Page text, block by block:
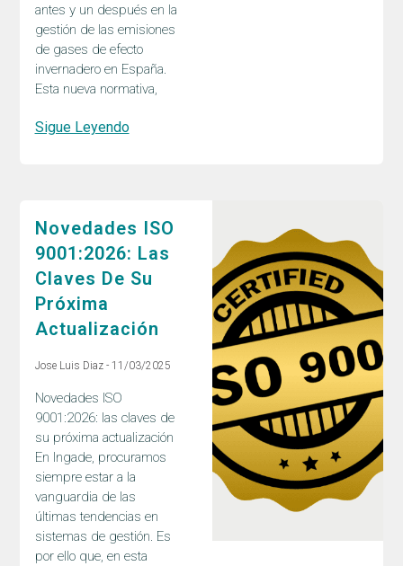
antes y un después en la
gestión de las emisiones
de gases de efecto
invernadero en España.
Esta nueva normativa,
Sigue Leyendo
Novedades ISO
9001:2026: Las
Claves De Su
Próxima
Actualización
Jose Luis Diaz 11/03/2025
Novedades ISO
9001:2026: las claves de
su próxima actualización
En Ingade, procuramos
siempre estar a la
vanguardia de las
últimas tendencias en
sistemas de gestión. Es
por ello que, en esta